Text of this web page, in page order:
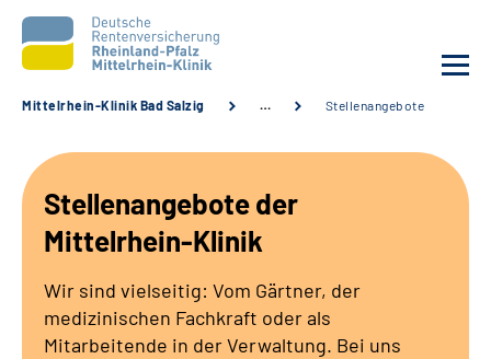
Unsere Angebote
Karriere
Mittelrhein-Klinik Bad Salzig … Stellenangebote
Stellenangebote der
Mittelrhein-Klinik
Wir sind vielseitig: Vom Gärtner, der
medizinischen Fachkraft oder als
Mitarbeitende in der Verwaltung. Bei uns